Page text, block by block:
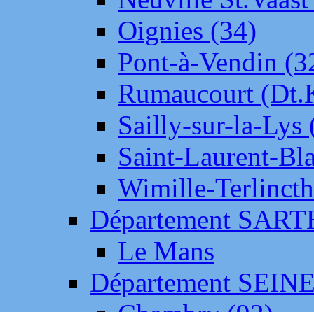
Oignies (34)
Pont-à-Vendin
Rumaucourt
Sailly-sur-la-Lys
Saint-Laurent-
Wimille-
Département
Le Mans
Département